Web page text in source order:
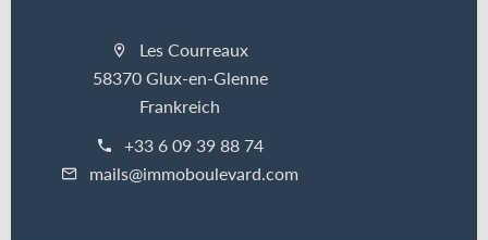
Les Courreaux
58370 Glux-en-Glenne
Frankreich
+33 6 09 39 88 74
mails@immoboulevard.com